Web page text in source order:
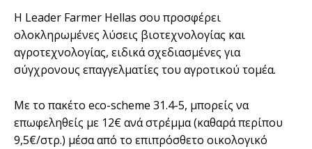
Η Leader Farmer Hellas σου προσφέρει
ολοκληρωμένες λύσεις βιοτεχνολογίας και
αγροτεχνολογίας, ειδικά σχεδιασμένες για
σύγχρονους επαγγελματίες του αγροτικού τομέα.
Με το πακέτο eco-scheme 31.4-5, μπορείς να
επωφεληθείς με 12€ ανά στρέμμα (καθαρά περίπου
9,5€/στρ.) μέσα από το επιπρόσθετο οικολογικό